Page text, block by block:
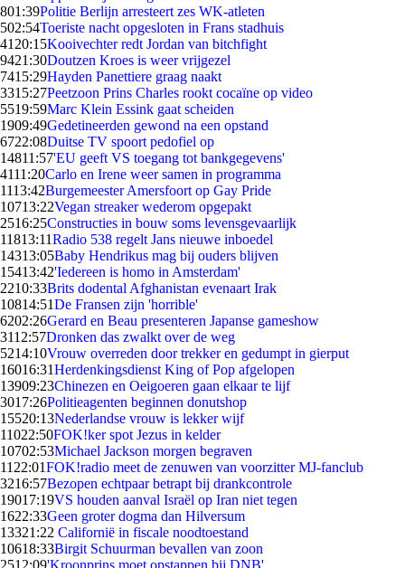
801:39Politie Berlijn arresteert zes WK-atleten
502:54Toeriste nacht opgesloten in Frans stadhuis
41 20:15Kooivechter redt Jordan van bitchfight
9421:30Doutzen Kroes is weer vrijgezel
7415:29Hayden Panettiere graag naakt
3315:27Peetzoon Prins Charles rookt cocaïne op video
5519:59Marc Klein Essink gaat scheiden
1909:49Gedetineerden gewond na een opstand
6722:08Duitse TV spoort pedofiel op
14811:57'EU geeft VS toegang tot bankgegevens'
4111:20Carlo en Irene weer samen in programma
1113:42Burgemeester Amersfoort op Gay Pride
10713:22Vegan streaker wederom opgepakt
2516:25Constructies in bouw soms levensgevaarlijk
11813:11Radio 538 regelt Jans nieuwe inboedel
14313:05Baby Hendrikus mag bij ouders blijven
15413:42'Iedereen is homo in Amsterdam'
2210:33Brits dodental Afghanistan evenaart Irak
10814:51De Fransen zijn 'horrible'
6202:26Gerard en Beau presenteren Japanse gameshow
3112:57Dronken das zwalkt over de weg
5214:10Vrouw overreden door trekker en gedumpt in gierput
16016:31Herdenkingsdienst King of Pop afgelopen
13909:23Chinezen en Oeigoeren gaan elkaar te lijf
3017:26Politieagenten beginnen donutshop
15520:13Nederlandse vrouw is lekker wijf
11022:50FOK!ker spot Jezus in kelder
10702:53Michael Jackson morgen begraven
11 22:01FOK!radio meet de zenuwen van voorzitter MJ-fanclub
3216:57Bezopen echtpaar betrapt bij drankcontrole
19017:19VS houden aanval Israël op Iran niet tegen
1622:33Geen groter dogma dan Hilversum
13321:22 Californië in fiscale noodtoestand
10618:33Birgit Schuurman bevallen van zoon
2512:09'Kroonprins moet opstappen bij DNB'